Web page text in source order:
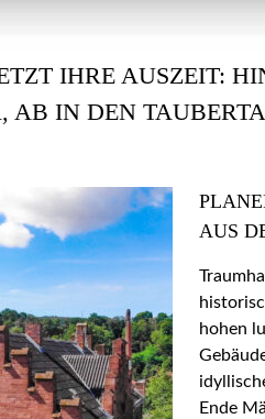
IHRE AUSZEIT:
AB IN DEN
AUS
hohen
Ende